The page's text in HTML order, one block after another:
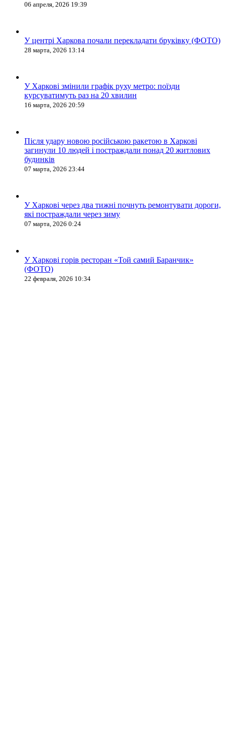
06 апреля, 2026 19:39
У центрі Харкова почали перекладати бруківку (ФОТО)
28 марта, 2026 13:14
У Харкові змінили графік руху метро: поїзди
курсуватимуть раз на 20 хвилин
16 марта, 2026 20:59
Після удару новою російською ракетою в Харкові
загинули 10 людей і постраждали понад 20 житлових
будинків
07 марта, 2026 23:44
У Харкові через два тижні почнуть ремонтувати дороги,
які постраждали через зиму
07 марта, 2026 0:24
У Харкові горів ресторан «Той самий Баранчик»
(ФОТО)
22 февраля, 2026 10:34